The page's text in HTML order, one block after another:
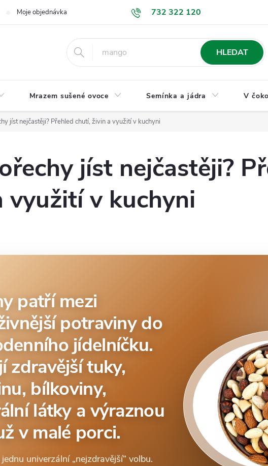
732 322 120
Moje objednávka GDPR a ochrana osobních údajů Jak nakupovat
HLEDAT
Mrazem sušené ovoce Semínka a jádra V
jíst nejčastěji? Přehled chutí, živin a využití v kuchyni
jíst nejčastěji?
využití v kuchyni
patří mezi
potraviny do
jídelníčku.
zdravější tuky,
bílkoviny,
látky a výraznou
v malé porci.
univerzální „nejzdravější“ volbu.